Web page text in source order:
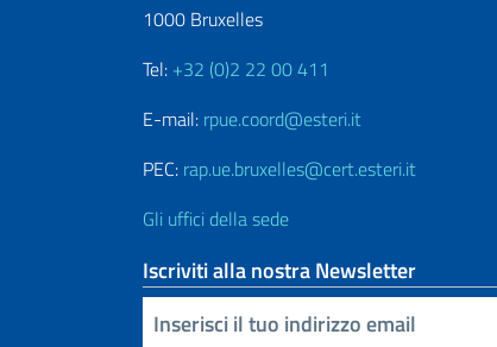
1000 Bruxelles
Tel: +32 (0)2 22 00 411
E-mail: rpue.coord@esteri.it
PEC: rap.ue.bruxelles@cert.esteri.it
Gli uffici della sede
Iscriviti alla nostra Newsletter
Inserisci la tua email